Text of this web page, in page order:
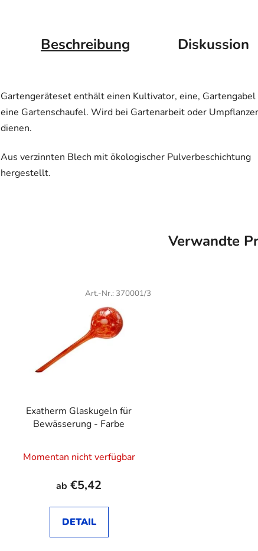
Beschreibung Diskussion
Gartengeräteset enthält einen Kultivator, eine, Gartengabel
eine Gartenschaufel. Wird bei Gartenarbeit oder
dienen.
Aus verzinnten Blech mit ökologischer Pulverbeschichtung
hergestellt.
Verwandte
Exatherm Glaskugeln für
Bewässerung - Farbe
Momentan nicht verfügbar
ab €5,42
DETAIL
Art.-Nr.: 370001/3